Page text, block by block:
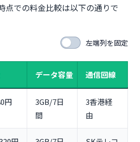
点での料金比較は以下の通りで
左端列を固定
データ容量 通信回線
円
3GB/7日
間
3香港経
由